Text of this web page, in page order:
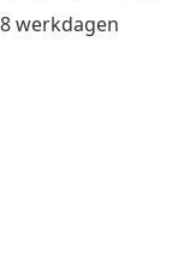
werkdagen